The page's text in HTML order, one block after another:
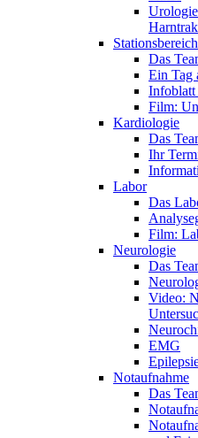
Stationsbereich
Das
Ein Tag
Infoblatt
Film:
Kardiologie
Das
Ihr
Labor
Das
Film:
Neurologie
Das
Video:
EMG
Notaufnahme
Das